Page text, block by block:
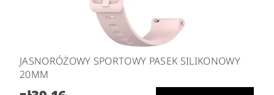
JASNORÓŻOWY SPORTOWY PASEK SILIKONOWY
20MM